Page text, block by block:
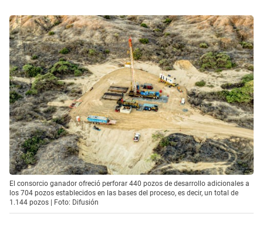
El consorcio ganador ofreció perforar 440 pozos de desarrollo adicionales a
los 704 pozos establecidos en las bases del proceso, es decir, un total de
1.144 pozos | Foto: Difusión